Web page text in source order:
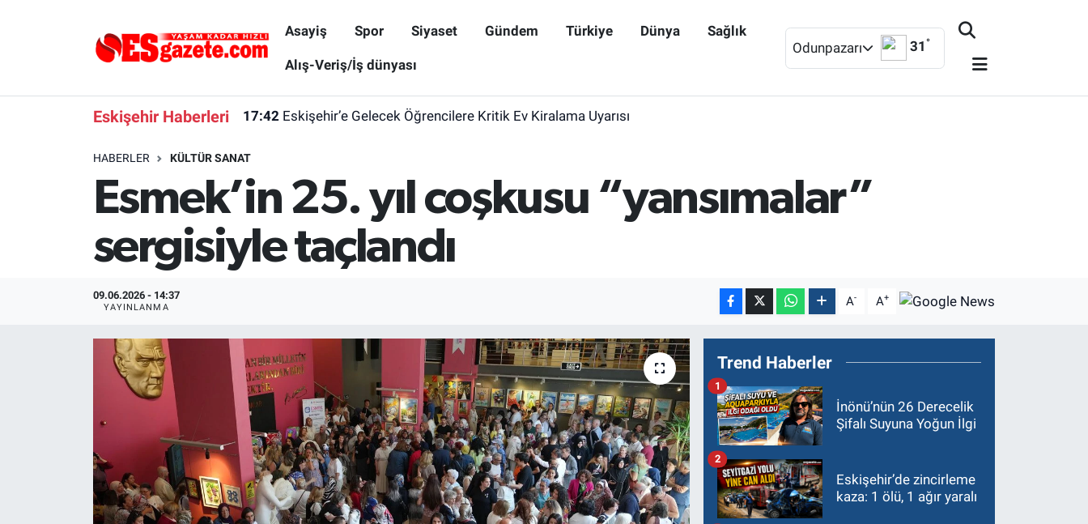
Asayiş Spor Siyaset Gündem Türkiye Dünya Sağlık
Alış-Veriş/İş dünyası
Odunpazarı 31 °
Eskişehir Haberleri 17:42 Eskişehir’e Gelecek Öğrencilere Kritik Ev Kiralama Uyarısı
HABERLER KÜLTÜR SANAT
Esmek’in 25. yıl coşkusu “yansımalar”
sergisiyle taçlandı
09.06.2026 - 14:37
YAYINLANMA A- A+
Trend Haberler
İnönü’nün 26 Derecelik
Şifalı Suyuna Yoğun İlgi
1
Eskişehir’de zincirleme
kaza: 1 ölü, 1 ağır yaralı
2
Alış-Veriş/İş dünyası
Eskişehirspor Arşivi
Kültür Sanat
Kütahya
Eskişehir Nöbetçi Eczaneler
Süper Lig Puan Durumu ve Fikstür
Son Dakika Haberleri
Haber Arşivi